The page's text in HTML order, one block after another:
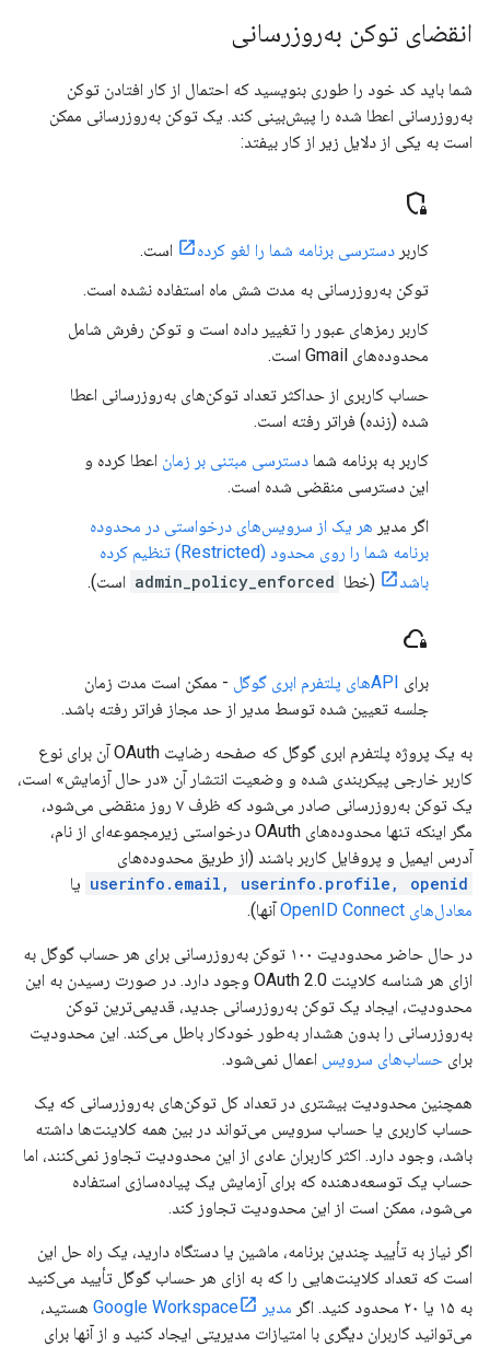
انقضای توکن به‌روزرسانی
شما باید کد خود را طوری بنویسید که احتمال از کار افتادن توکن
به‌روزرسانی اعطا شده را پیش‌بینی کند. یک توکن به‌روزرسانی ممکن
است به یکی از دلایل زیر از کار بیفتد:
shield_locked
کاربر دسترسی برنامه شما را لغو کرده
است.
توکن به‌روزرسانی به مدت شش ماه استفاده نشده است.
کاربر رمزهای عبور را تغییر داده است و توکن رفرش شامل
محدوده‌های Gmail است.
حساب کاربری از حداکثر تعداد توکن‌های به‌روزرسانی اعطا
شده (زنده) فراتر رفته است.
کاربر به برنامه شما دسترسی مبتنی بر زمان اعطا کرده و
این دسترسی منقضی شده است.
اگر مدیر هر یک از سرویس‌های درخواستی در محدوده
برنامه شما را روی محدود (Restricted) تنظیم کرده
باشد
(خطا admin_policy_enforced است).
cloud_lock
برای APIهای پلتفرم ابری گوگل
- ممکن است مدت زمان
جلسه تعیین شده توسط مدیر از حد مجاز فراتر رفته باشد.
به یک پروژه پلتفرم ابری گوگل که صفحه رضایت OAuth آن برای نوع
کاربر خارجی پیکربندی شده و وضعیت انتشار آن «در حال آزمایش» است،
یک توکن به‌روزرسانی صادر می‌شود که ظرف ۷ روز منقضی می‌شود،
مگر اینکه تنها محدوده‌های OAuth درخواستی زیرمجموعه‌ای از نام،
آدرس ایمیل و پروفایل کاربر باشند (از طریق محدوده‌های
userinfo.email, userinfo.profile, openid یا
معادل‌های OpenID Connect
آنها).
در حال حاضر محدودیت ۱۰۰ توکن به‌روزرسانی برای هر حساب گوگل به
ازای هر شناسه کلاینت OAuth 2.0 وجود دارد. در صورت رسیدن به این
محدودیت، ایجاد یک توکن به‌روزرسانی جدید، قدیمی‌ترین توکن
به‌روزرسانی را بدون هشدار به‌طور خودکار باطل می‌کند. این محدودیت
برای حساب‌های سرویس اعمال نمی‌شود.
همچنین محدودیت بیشتری در تعداد کل توکن‌های به‌روزرسانی که یک
حساب کاربری یا حساب سرویس می‌تواند در بین همه کلاینت‌ها داشته
باشد، وجود دارد. اکثر کاربران عادی از این محدودیت تجاوز نمی‌کنند، اما
حساب یک توسعه‌دهنده که برای آزمایش یک پیاده‌سازی استفاده
می‌شود، ممکن است از این محدودیت تجاوز کند.
اگر نیاز به تأیید چندین برنامه، ماشین یا دستگاه دارید، یک راه حل این
است که تعداد کلاینت‌هایی را که به ازای هر حساب گوگل تأیید می‌کنید
به ۱۵ یا ۲۰ محدود کنید. اگر
مدیر Google Workspace
هستید،
می‌توانید کاربران دیگری با امتیازات مدیریتی ایجاد کنید و از آنها برای